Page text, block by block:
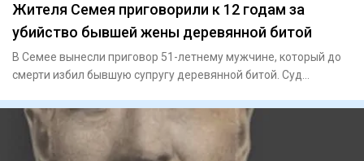
Жителя Семея приговорили к 12 годам за
убийство бывшей жены деревянной битой
В Семее вынесли приговор 51-летнему мужчине, который до
смерти избил бывшую супругу деревянной битой. Суд